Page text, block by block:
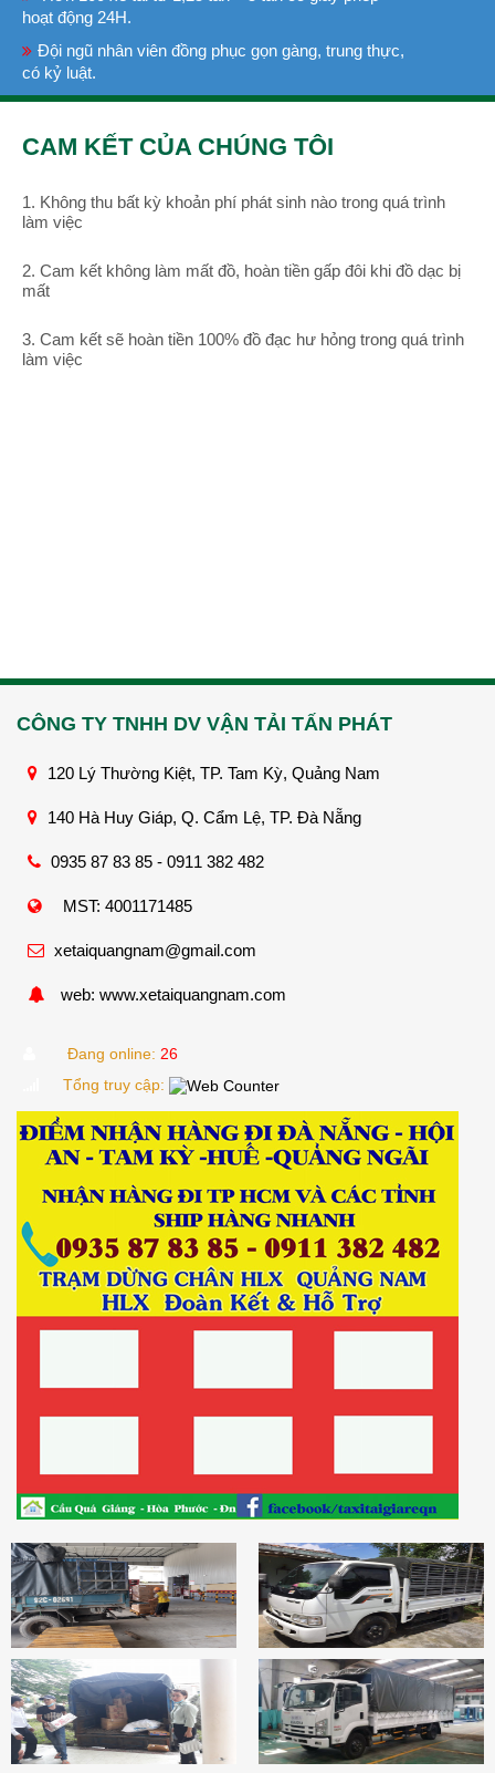
hoạt động 24H.
Đội ngũ nhân viên đồng phục gọn gàng, trung thực,
có kỷ luật.
CAM KẾT CỦA CHÚNG TÔI
1. Không thu bất kỳ khoản phí phát sinh nào trong quá trình
làm việc
2. Cam kết không làm mất đồ, hoàn tiền gấp đôi khi đồ dạc bị
mất
3. Cam kết sẽ hoàn tiền 100% đồ đạc hư hỏng trong quá trình
làm việc
CÔNG TY TNHH DV VẬN TẢI TẤN PHÁT
120 Lý Thường Kiệt, TP. Tam Kỳ, Quảng Nam
140 Hà Huy Giáp, Q. Cẩm Lệ, TP. Đà Nẵng
0935 87 83 85 - 0911 382 482
MST: 4001171485
xetaiquangnam@gmail.com
web: www.xetaiquangnam.com
Đang online: 26
Tổng truy cập: